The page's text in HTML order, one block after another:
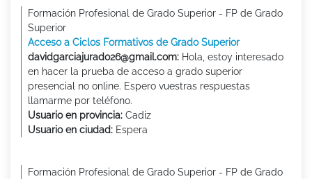
Formación Profesional de Grado Superior - FP de Grado
Superior
Acceso a Ciclos Formativos de Grado Superior
davidgarciajurado26@gmail.com: Hola, estoy interesado
en hacer la prueba de acceso a grado superior
presencial no online. Espero vuestras respuestas
llamarme por teléfono.
Usuario en provincia: Cadiz
Usuario en ciudad: Espera
Formación Profesional de Grado Superior - FP de Grado